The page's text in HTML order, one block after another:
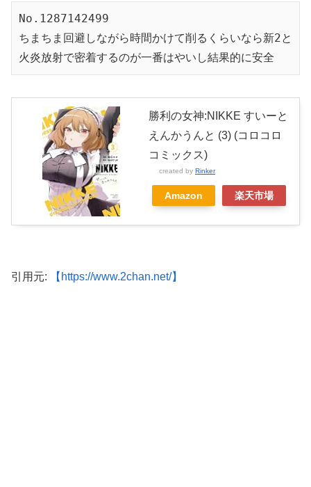
No.1287142499
ちまちま回避しながら時間かけて削るくらいなら新2と
火炎放射で密着するのが一番はやいし結果的に安全
勝利の女神:NIKKE すいーと
えんかうんと (3) (コロコロ
コミックス)
created by Rinker
Amazon 楽天市場
引用元: 【https://www.2chan.net/】